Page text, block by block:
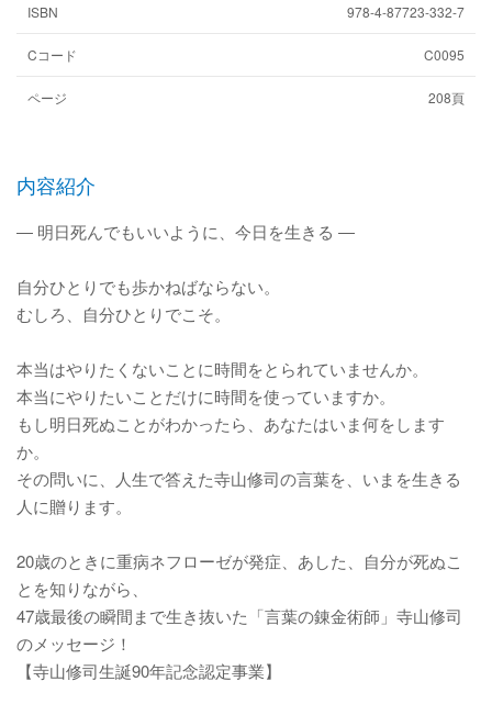
ISBN 978-4-87723-332-7
Cコード C0095
ページ 208頁
内容紹介
― 明日死んでもいいように、今日を生きる ―
自分ひとりでも歩かねばならない。
むしろ、自分ひとりでこそ。
本当はやりたくないことに時間をとられていませんか。
本当にやりたいことだけに時間を使っていますか。
もし明日死ぬことがわかったら、あなたはいま何をします
か。
その問いに、人生で答えた寺山修司の言葉を、いまを生きる
人に贈ります。
20歳のときに重病ネフローゼが発症、あした、自分が死ぬこ
とを知りながら、
47歳最後の瞬間まで生き抜いた「言葉の錬金術師」寺山修司
のメッセージ！
【寺山修司生誕90年記念認定事業】